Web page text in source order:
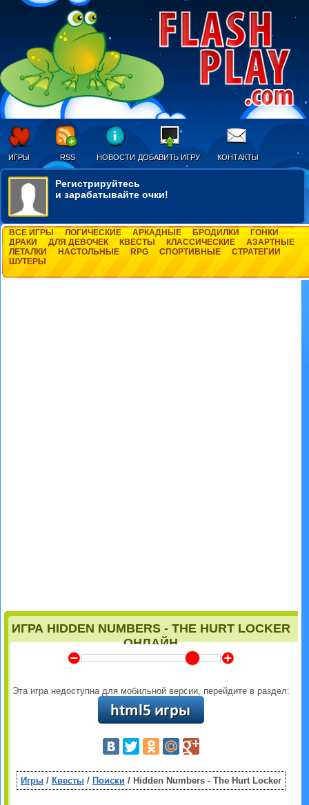
ИГРЫ RSS НОВОСТИ ДОБАВИТЬ ИГРУ КОНТАКТЫ
Регистрируйтесь
и зарабатывайте очки!
ВСЕ ИГРЫ ЛОГИЧЕСКИЕ АРКАДНЫЕ БРОДИЛКИ
ГОНКИ
ДРАКИ
ДЛЯ ДЕВОЧЕК КВЕСТЫ КЛАССИЧЕСКИЕ
АЗАРТНЫЕ
ЛЕТАЛКИ
НАСТОЛЬНЫЕ RPG СПОРТИВНЫЕ
СТРАТЕГИИ
ШУТЕРЫ
ИГРА HIDDEN NUMBERS - THE HURT LOCKER
ОНЛАЙН
Y Z
Эта игра недоступна для мобильной версии, перейдите в раздел:
Игры/ Квесты/ Поиски / Hidden Numbers - The Hurt Locker